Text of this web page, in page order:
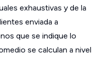
exhaustivas y de la
enviada a
que se indique lo
se calculan a nivel